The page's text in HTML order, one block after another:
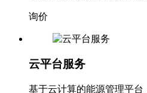
询价
云平台服务
基于云计算的能源管理平